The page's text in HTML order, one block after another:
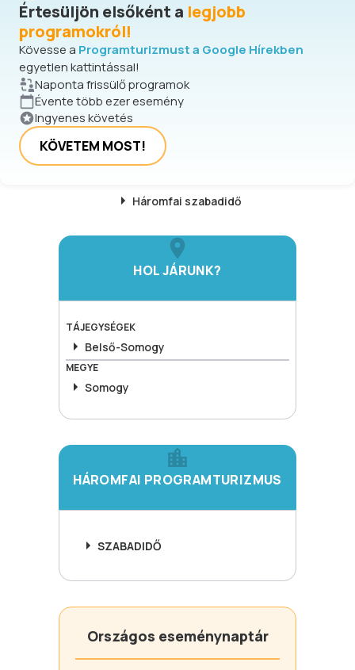
Értesüljön elsőként a legjobb
programokról!
Kövesse a Programturizmust a Google Hírekben
egyetlen kattintással!
Naponta frissülő programok
Évente több ezer esemény
Ingyenes követés
KÖVETEM MOST!
Háromfai szabadidő
HOL JÁRUNK?
TÁJEGYSÉGEK
Belső-Somogy
MEGYE
Somogy
HÁROMFAI PROGRAMTURIZMUS
SZABADIDŐ
Országos eseménynaptár